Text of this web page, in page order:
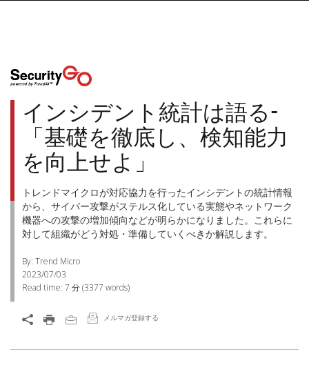
インシデント統計は語る-
「基礎を徹底し、検知能力
を向上せよ」
トレンドマイクロが対応協力を行ったインシデントの統計情報
から、サイバー攻撃がステルス化している実態やネットワーク
機器への攻撃の増加傾向などが明らかになりました。これらに
対して組織がどう対処・準備していくべきか解説します。
By: Trend Micro
2023/07/03
Read time: 7 分(3377 words)
メルマガ登録する